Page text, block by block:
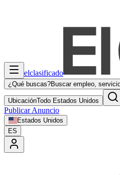
elclasificado
¿Qué buscas?Buscar empleo,
UbicaciónTodo Estados Unidos
Publicar Anuncio
Estados Unidos
ES